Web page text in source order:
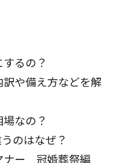
るの？
や備え方などを解
なの？
のはなぜ？
ナー 冠婚葬祭編